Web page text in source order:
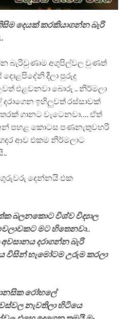
දෙයක් කරකියාගන්න බැරි
බැරිවුණාම අගුපිල්වල වුණත්
දොළපිදේනි දීලා පුරුදු
එළවනවා බොරු .. නිර්මලා
ඉහිලුවත් රස්සාවක්
ගානට වැටෙනවා…. ඒත්
පහළ කොටස පණනැතුවහරි
ආව එකම නිර්මලාට
දෙන්නයි එක
බලනකොට විශ්ව විද්‍යාල
මට හිතෙනවා..
දරාගන්න බැරි
විසින් හැමෝටම උරුම කරලා
රෝහලේ
නැවතිලා හිටියෙ